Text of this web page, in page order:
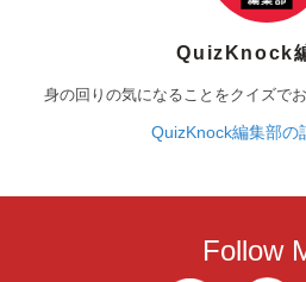
QuizKnock
身の回りの気になることをクイズで
QuizKnock編集部の
Follow